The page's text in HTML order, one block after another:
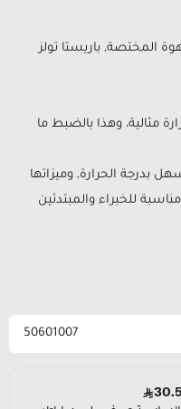
المختصة, باريستا تولز
مثالية، وهذا بالضبط ما
بدرجة الحرارة, وميزاتها
للخبراء والمبتدئين
50601007